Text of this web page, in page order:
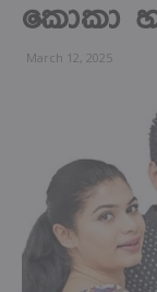
කොකා
March 12, 2025